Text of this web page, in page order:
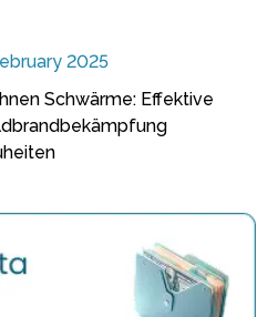
2025
Schwärme: Effektive